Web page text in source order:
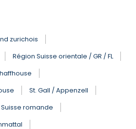
zurichois
Région Suisse orientale / GR / FL
St. Gall / Appenzell
Suisse romande